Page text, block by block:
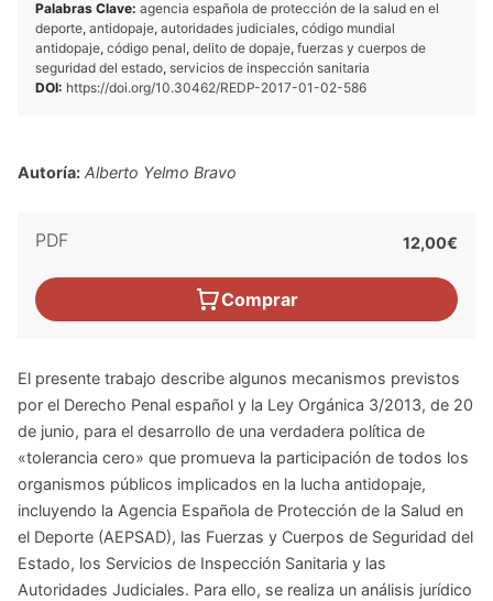
Palabras Clave: agencia española de protección de la salud en el
deporte, antidopaje, autoridades judiciales, código mundial
antidopaje, código penal, delito de dopaje, fuerzas y cuerpos de
seguridad del estado, servicios de inspección sanitaria
DOI: https://doi.org/10.30462/REDP-2017-01-02-586
Autoría: Alberto Yelmo Bravo
PDF 12,00€
Comprar
El presente trabajo describe algunos mecanismos previstos
por el Derecho Penal español y la Ley Orgánica 3/2013, de 20
de junio, para el desarrollo de una verdadera política de
«tolerancia cero» que promueva la participación de todos los
organismos públicos implicados en la lucha antidopaje,
incluyendo la Agencia Española de Protección de la Salud en
el Deporte (AEPSAD), las Fuerzas y Cuerpos de Seguridad del
Estado, los Servicios de Inspección Sanitaria y las
Autoridades Judiciales. Para ello, se realiza un análisis jurídico